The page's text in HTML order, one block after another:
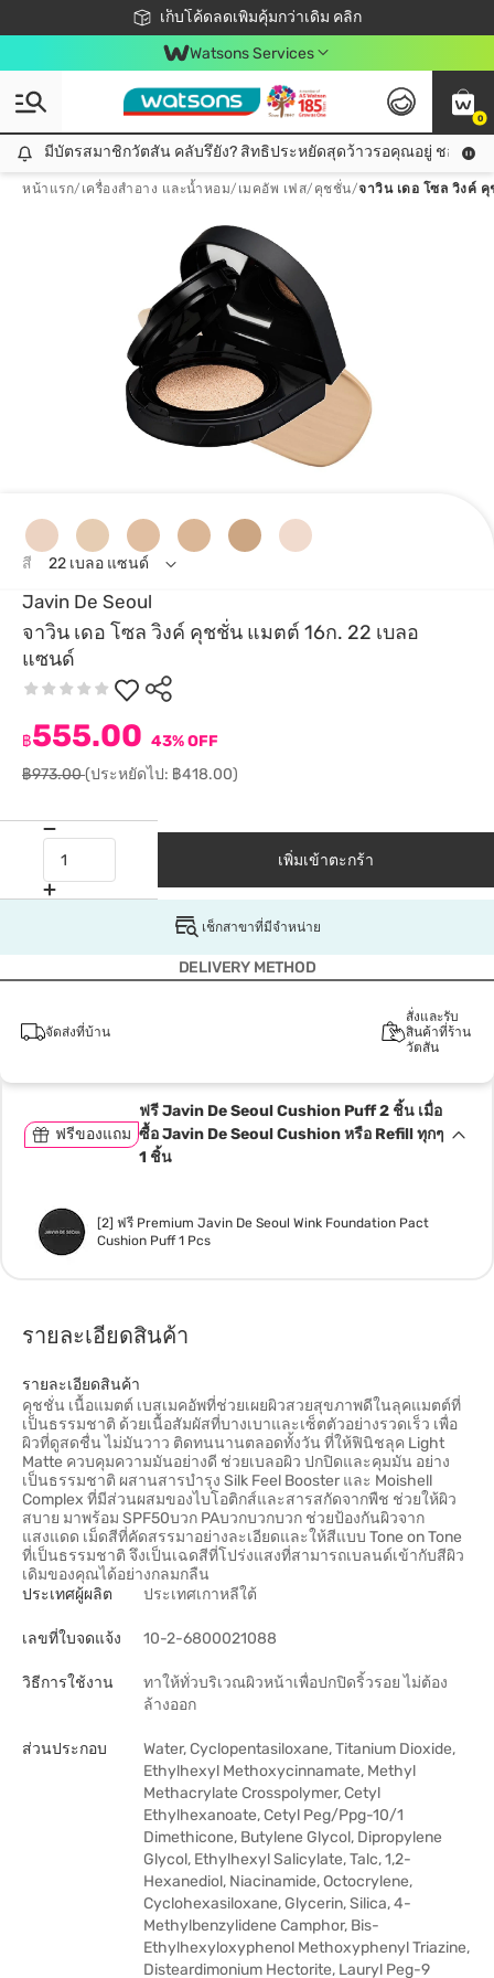
เก็บโค้ดลดเพิ่มคุ้มกว่าเดิม คลิก
ชอปออนไลน์ครั้งแรก ลดเพิ่มจุก ๆ 10%! 🎉
📦ส่งฟรี! เมื่อชอป 499฿
สมาชิกวัตสัน คลับดียังไง?
Watsons Services
0
มีบัตรสมาชิกวัตสัน คลับรึยัง? สิทธิประหยัดสุดว้าวรอคุณอยู่ ชอปคุ้มกว่าเดิม คลิก!
มีบัตรสมาชิกวัตสัน คลับรึยัง? สิทธิประหยัดสุดว้าวรอคุณอยู่ ชอปคุ้มก
หน้าแรก/ เครื่องสำอาง และน้ำหอม/ เมคอัพ เฟส/ คุชชั่น/จาวิน เดอ โซล วิงค์
Javin De Seoul
จาวิน เดอ โซล วิงค์ คุชชั่น แมตต์ 16ก. 22 เบลอ
แซนด์
฿555.00 43% OFF
฿973.00(ประหยัดไป: ฿418.00)
สี 22 เบลอ แซนด์
เพิ่มเข้าตะกร้า
เช็กสาขาที่มีจำหน่าย
DELIVERY METHOD
จัดส่งที่บ้าน
สั่งและรับ
สินค้าที่ร้าน
วัตสัน
ฟรีของแถม
ฟรี Javin De Seoul Cushion Puff 2 ชิ้น เมื่อ
ซื้อ Javin De Seoul Cushion หรือ Refill ทุกๆ
1 ชิ้น
[2] ฟรี Premium Javin De Seoul Wink Foundation Pact
Cushion Puff 1 Pcs
รายละเอียดสินค้า
รายละเอียดสินค้า
คุชชั่น เนื้อแมตต์ เบสเมคอัพที่ช่วยเผยผิวสวยสุขภาพดีในลุคแมตต์ที่
เป็นธรรมชาติ ด้วยเนื้อสัมผัสที่บางเบาและเซ็ตตัวอย่างรวดเร็ว เพื่อ
ผิวที่ดูสดชื่น ไม่มันวาว ติดทนนานตลอดทั้งวัน ที่ให้ฟินิชลุค Light
Matte ควบคุมความมันอย่างดี ช่วยเบลอผิว ปกปิดและคุมมัน อย่าง
เป็นธรรมชาติ ผสานสารบำรุง Silk Feel Booster และ Moishell
Complex ที่มีส่วนผสมของไบโอติกส์และสารสกัดจากพืช ช่วยให้ผิว
สบาย มาพร้อม SPF50บวก PAบวกบวกบวก ช่วยป้องกันผิวจาก
แสงแดด เม็ดสีที่คัดสรรมาอย่างละเอียดและให้สีแบบ Tone on Tone
ที่เป็นธรรมชาติ จึงเป็นเฉดสีที่โปร่งแสงที่สามารถเบลนด์เข้ากับสีผิว
เดิมของคุณได้อย่างกลมกลืน
ประเทศผู้ผลิต
ประเทศเกาหลีใต้
เลขที่ใบจดแจ้ง 10-2-6800021088
วิธีการใช้งาน
ทาให้ทั่วบริเวณผิวหน้าเพื่อปกปิดริ้วรอย ไม่ต้อง
ล้างออก
ส่วนประกอบ
Water, Cyclopentasiloxane, Titanium Dioxide,
Ethylhexyl Methoxycinnamate, Methyl
Methacrylate Crosspolymer, Cetyl
Ethylhexanoate, Cetyl Peg/Ppg-10/1
Dimethicone, Butylene Glycol, Dipropylene
Glycol, Ethylhexyl Salicylate, Talc, 1,2-
Hexanediol, Niacinamide, Octocrylene,
Cyclohexasiloxane, Glycerin, Silica, 4-
Methylbenzylidene Camphor, Bis-
Ethylhexyloxyphenol Methoxyphenyl Triazine,
Disteardimonium Hectorite, Lauryl Peg-9